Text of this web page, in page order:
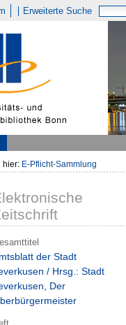
Erweiterte Suche
hier: E-Pflicht-Sammlung
der Stadt
/ Hrsg.: Stadt
Der